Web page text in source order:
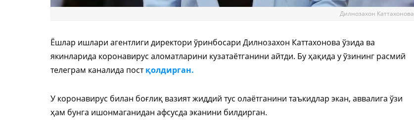
Дилнозахон Каттахонова
Ёшлар ишлари агентлиги директори ўринбосари Дилнозахон Каттахонова ўзида ва
якинларида коронавирус аломатларини кузатаётганини айтди. Бу ҳақида у ўзининг расмий
телеграм каналида постқолдирган.
У коронавирус билан боғлиқ вазият жиддий тус олаётганини таъкидлар экан, аввалига ўзи
ҳам бунга ишонмаганидан афсусда эканини билдирган.